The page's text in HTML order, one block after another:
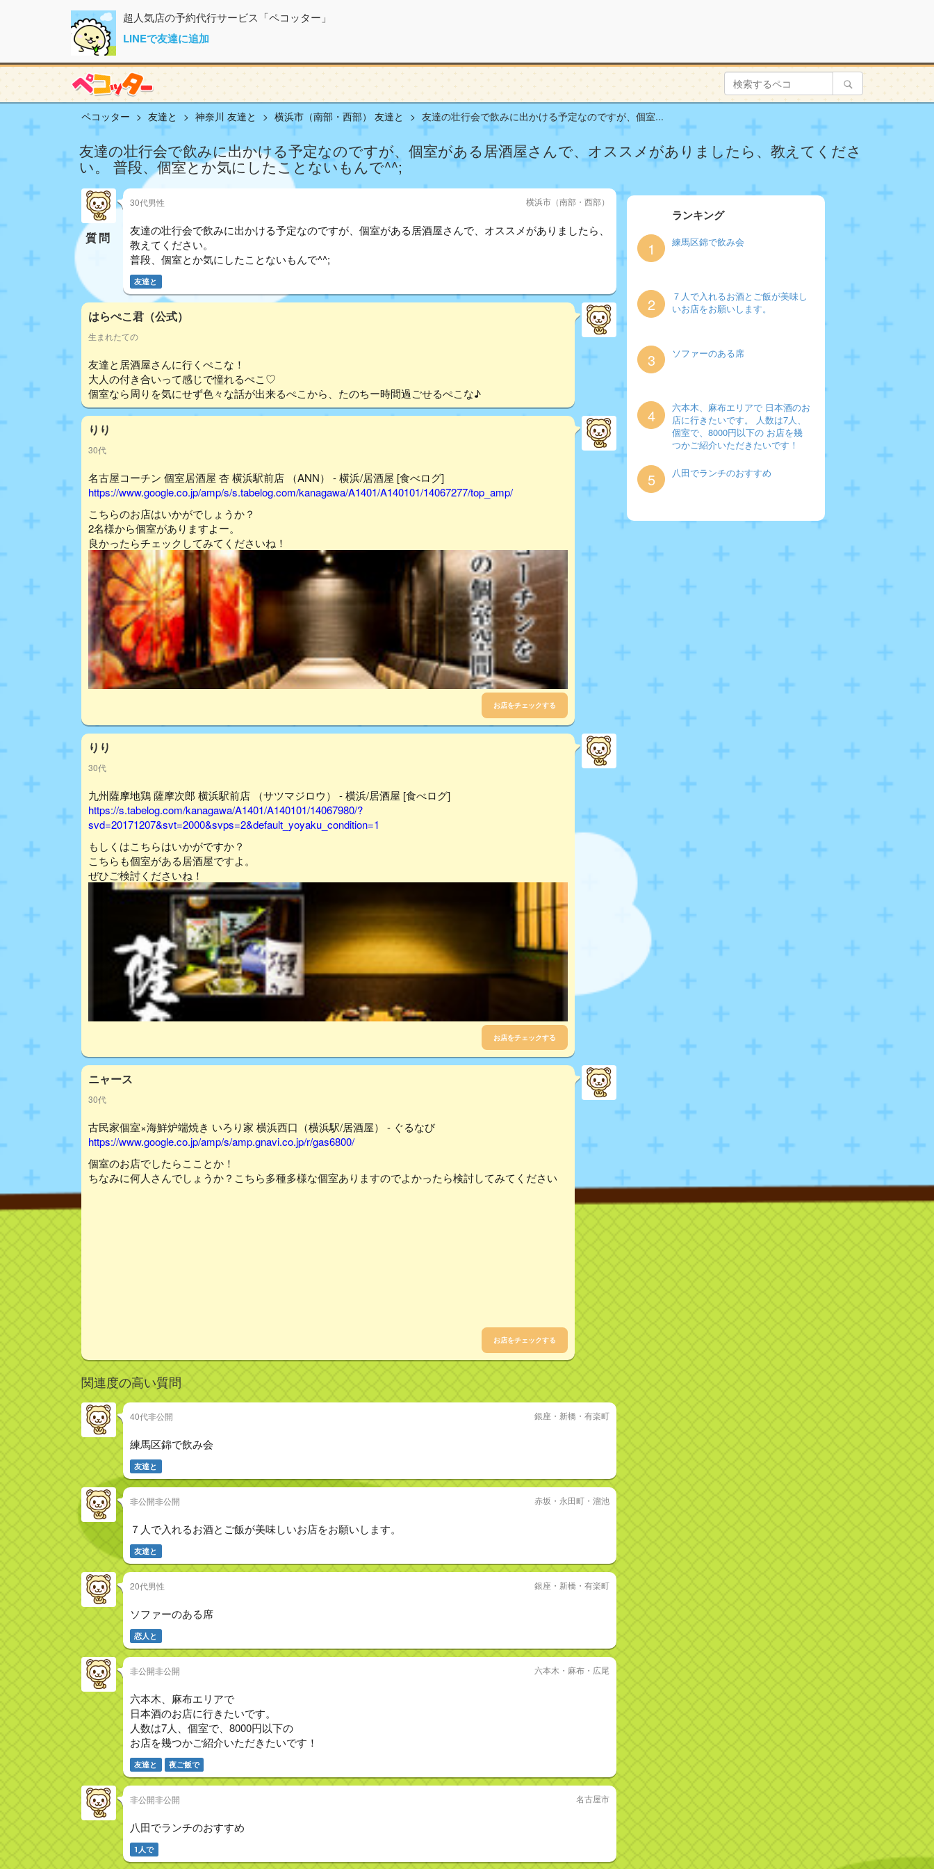
超人気店の予約代行サービス「ペコッター」
LINEで友達に追加
ペコッター 友達と 神奈川 友達と 横浜市（南部・西部） 友達と 友達の壮行会で飲みに出かける予定なのですが、個室...
友達の壮行会で飲みに出かける予定なのですが、個室がある居酒屋さんで、オススメがありましたら、教えてくださ
い。 普段、個室とか気にしたことないもんで^^;
質問
30代男性 横浜市（南部・西部）
友達の壮行会で飲みに出かける予定なのですが、個室がある居酒屋さんで、オススメがありましたら、
教えてください。
普段、個室とか気にしたことないもんで^^;
友達と
はらぺこ君（公式）
生まれたての
友達と居酒屋さんに行くぺこな！
大人の付き合いって感じで憧れるぺこ♡
個室なら周りを気にせず色々な話が出来るぺこから、たのちー時間過ごせるぺこな♪
りり
30代
名古屋コーチン 個室居酒屋 杏 横浜駅前店 （ANN） - 横浜/居酒屋 [食べログ]
https://www.google.co.jp/amp/s/s.tabelog.com/kanagawa/A1401/A140101/14067277/top_amp/
こちらのお店はいかがでしょうか？
2名様から個室がありますよー。
良かったらチェックしてみてくださいね！
お店をチェックする
りり
30代
九州薩摩地鶏 薩摩次郎 横浜駅前店 （サツマジロウ） - 横浜/居酒屋 [食べログ]
https://s.tabelog.com/kanagawa/A1401/A140101/14067980/?
svd=20171207&svt=2000&svps=2&default_yoyaku_condition=1
もしくはこちらはいかがですか？
こちらも個室がある居酒屋ですよ。
ぜひご検討くださいね！
お店をチェックする
ニャース
30代
古民家個室×海鮮炉端焼き いろり家 横浜西口（横浜駅/居酒屋） - ぐるなび
https://www.google.co.jp/amp/s/amp.gnavi.co.jp/r/gas6800/
個室のお店でしたらこことか！
ちなみに何人さんでしょうか？こちら多種多様な個室ありますのでよかったら検討してみてください
お店をチェックする
関連度の高い質問
40代非公開 銀座・新橋・有楽町
練馬区錦で飲み会
友達と
非公開非公開 赤坂・永田町・溜池
７人で入れるお酒とご飯が美味しいお店をお願いします。
友達と
20代男性 銀座・新橋・有楽町
ソファーのある席
恋人と
非公開非公開 六本木・麻布・広尾
六本木、麻布エリアで
日本酒のお店に行きたいです。
人数は7人、個室で、8000円以下の
お店を幾つかご紹介いただきたいです！
友達と 夜ご飯で
非公開非公開 名古屋市
八田でランチのおすすめ
1人で
ランキング
1 練馬区錦で飲み会
2
７人で入れるお酒とご飯が美味し
いお店をお願いします。
3 ソファーのある席
4
六本木、麻布エリアで 日本酒のお
店に行きたいです。 人数は7人、
個室で、8000円以下の お店を幾
つかご紹介いただきたいです！
5 八田でランチのおすすめ